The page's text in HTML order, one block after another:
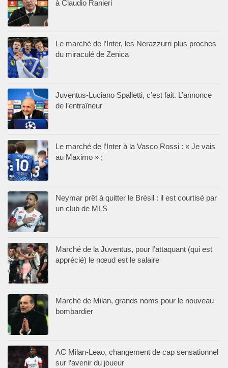
à Claudio Ranieri
Le marché de l’Inter, les Nerazzurri plus proches
du miraculé de Zenica
Juventus-Luciano Spalletti, c’est fait. L’annonce
de l’entraîneur
Le marché de l’Inter à la Vasco Rossi : « Je vais
au Maximo » ;
Neymar prêt à quitter le Brésil : il est courtisé par
un club de MLS
Marché de la Juventus, pour l’attaquant (qui est
apprécié) le nœud est le salaire
Marché de Milan, grands noms pour le nouveau
bombardier
AC Milan-Leao, changement de cap sensationnel
sur l’avenir du joueur